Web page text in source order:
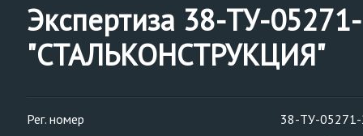
Экспертиза 38-ТУ-
"СТАЛЬКОНСТРУКЦИЯ"
Рег. номер
38-ТУ-